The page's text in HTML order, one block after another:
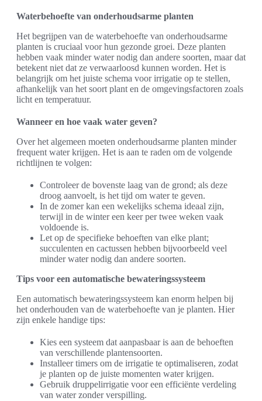
Waterbehoefte van onderhoudsarme planten
Het begrijpen van de waterbehoefte van onderhoudsarme
planten is cruciaal voor hun gezonde groei. Deze planten
hebben vaak minder water nodig dan andere soorten, maar dat
betekent niet dat ze verwaarloosd kunnen worden. Het is
belangrijk om het juiste schema voor irrigatie op te stellen,
afhankelijk van het soort plant en de omgevingsfactoren zoals
licht en temperatuur.
Wanneer en hoe vaak water geven?
Over het algemeen moeten onderhoudsarme planten minder
frequent water krijgen. Het is aan te raden om de volgende
richtlijnen te volgen:
Controleer de bovenste laag van de grond; als deze
droog aanvoelt, is het tijd om water te geven.
In de zomer kan een wekelijks schema ideaal zijn,
terwijl in de winter een keer per twee weken vaak
voldoende is.
Let op de specifieke behoeften van elke plant;
succulenten en cactussen hebben bijvoorbeeld veel
minder water nodig dan andere soorten.
Tips voor een automatische bewateringssysteem
Een automatisch bewateringssysteem kan enorm helpen bij
het onderhouden van de waterbehoefte van je planten. Hier
zijn enkele handige tips:
Kies een systeem dat aanpasbaar is aan de behoeften
van verschillende plantensoorten.
Installeer timers om de irrigatie te optimaliseren, zodat
je planten op de juiste momenten water krijgen.
Gebruik druppelirrigatie voor een efficiënte verdeling
van water zonder verspilling.